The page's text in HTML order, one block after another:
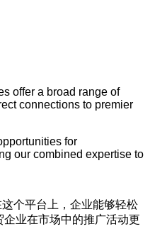
offer a broad range of
connections to premier
for
our combined expertise to
个平台上，企业能够轻松
企业在市场中的推广活动更